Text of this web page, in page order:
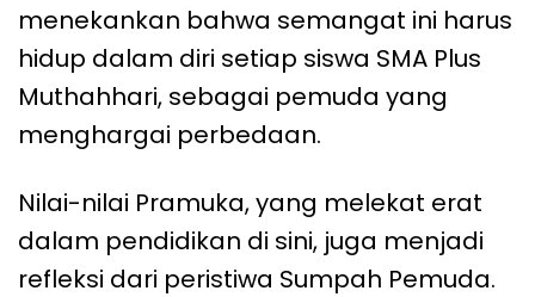
menekankan bahwa semangat ini harus
hidup dalam diri setiap siswa SMA Plus
Muthahhari, sebagai pemuda yang
menghargai perbedaan.
Nilai-nilai Pramuka, yang melekat erat
dalam pendidikan di sini, juga menjadi
refleksi dari peristiwa Sumpah Pemuda.